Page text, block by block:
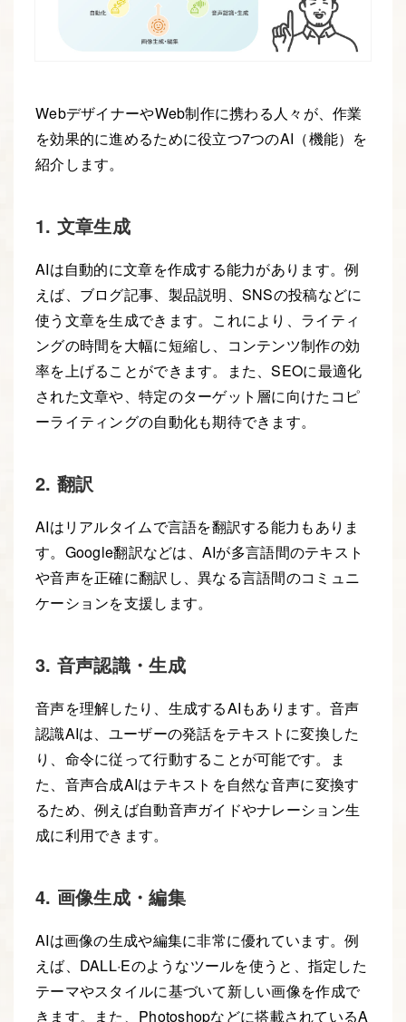
WebデザイナーやWeb制作に携わる人々が、作業
を効果的に進めるために役立つ7つのAI（機能）を
紹介します。
1. 文章生成
AIは自動的に文章を作成する能力があります。例
えば、ブログ記事、製品説明、SNSの投稿などに
使う文章を生成できます。これにより、ライティ
ングの時間を大幅に短縮し、コンテンツ制作の効
率を上げることができます。また、SEOに最適化
された文章や、特定のターゲット層に向けたコピ
ーライティングの自動化も期待できます。
2. 翻訳
AIはリアルタイムで言語を翻訳する能力もありま
す。Google翻訳などは、AIが多言語間のテキスト
や音声を正確に翻訳し、異なる言語間のコミュニ
ケーションを支援します。
3. 音声認識・生成
音声を理解したり、生成するAIもあります。音声
認識AIは、ユーザーの発話をテキストに変換した
り、命令に従って行動することが可能です。ま
た、音声合成AIはテキストを自然な音声に変換す
るため、例えば自動音声ガイドやナレーション生
成に利用できます。
4. 画像生成・編集
AIは画像の生成や編集に非常に優れています。例
えば、DALL·Eのようなツールを使うと、指定した
テーマやスタイルに基づいて新しい画像を作成で
きます。また、Photoshopなどに搭載されているA